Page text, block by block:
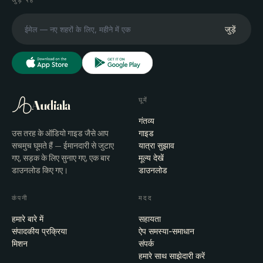
जुड़ें
Audiala
उस तरह के ऑडियो गाइड जैसे आप
सचमुच घूमते हैं — ईमानदारी से जुटाए
गए, सड़क के लिए सुनाए गए, एक बार
डाउनलोड किए गए।
घूमें
गंतव्य
गाइड
यात्रा सुझाव
मूल्य देखें
डाउनलोड
कंपनी
हमारे बारे में
संपादकीय प्रक्रिया
मिशन
मदद
सहायता
ऐप समस्या-समाधान
संपर्क
हमारे साथ साझेदारी करें